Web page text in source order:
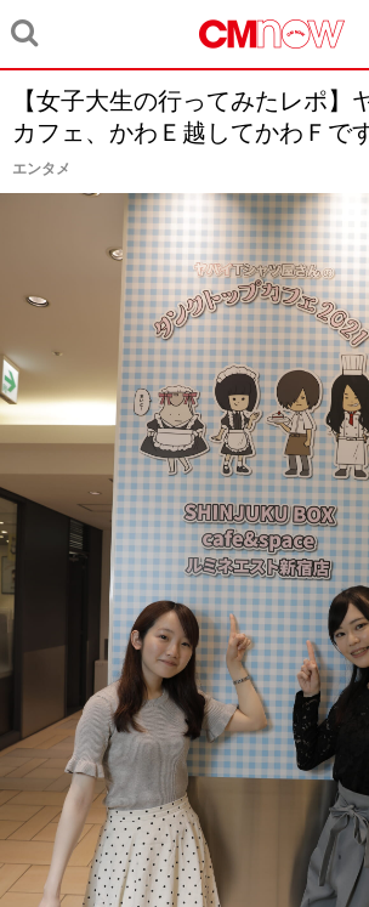
【女子大生の行ってみたレポ】
カフェ、かわＥ越してかわＦで
エンタメ